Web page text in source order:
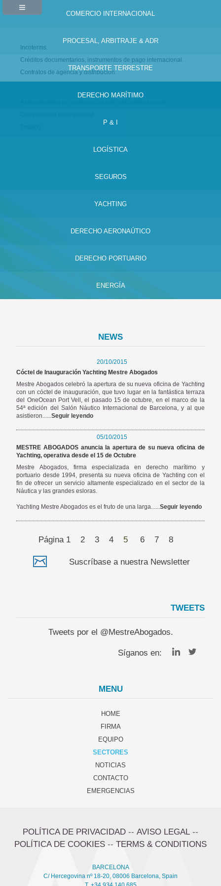
COMERCIO INTERNACIONAL
Incoterms.
Créditos documentarios, instrumentos de pago internacional.
Contratos de agencia y distribución.
PROCESAL, ARBITRAJE & ADR
TRANSPORTE TERRESTRE
DERECHO MARÍTIMO
P & I
LOGÍSTICA
SEGUROS
YACHTING
DERECHO AERONAÚTICO
DERECHO PORTUARIO
ENERGÍA
NEWS
20/10/2015
Cóctel de Inauguración Yachting Mestre Abogados
Mestre Abogadoscelebró la apertura de sunueva oficina de Yachting
con un cóctel de inauguración, que tuvo lugar en lafantástica terraza
del OneOcean Port Vell, el pasado 15 de octubre,
en el marco de la
54ª edición del Salón Náutico Internacional de Barcelona,
y al que
asistieron......Seguir leyendo
05/10/2015
MESTRE ABOGADOS anuncia la apertura de su nueva oficina de
Yachting, operativa desde el 15 de Octubre
Mestre Abogados, firma especializada en derecho marítimo y
portuario desde 1994, presenta su nueva oficina de Yachting con el
fin de ofrecer un servicio altamente especializado en el sector de la
Náutica y las grandes esloras.
Yachting Mestre Abogados es el fruto de una larga......Seguir leyendo
Página 1 2 3 4 5 6 7 8
Suscríbase a nuestra Newsletter
TWEETS
Tweets por el @MestreAbogados.
Síganos en:
MENU
HOME
FIRMA
EQUIPO
SECTORES
NOTICIAS
CONTACTO
EMERGENCIAS
POLÍTICA DE PRIVACIDAD -- AVISO LEGAL --
POLÍTICA DE COOKIES -- TERMS & CONDITIONS
BARCELONA
C/ Hercegovina nº 18-20, 08006 Barcelona, Spain